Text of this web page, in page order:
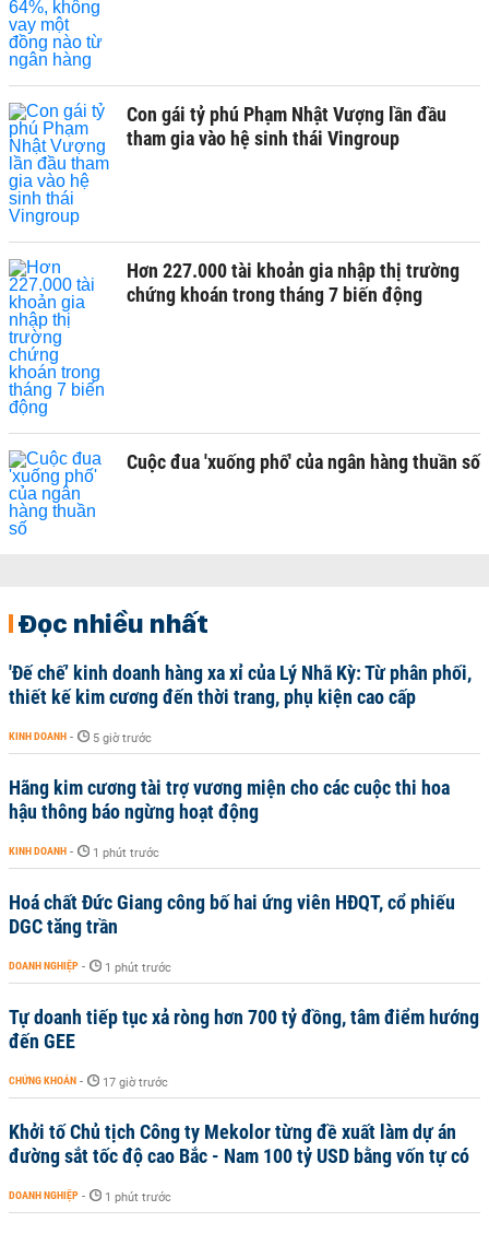
Con gái tỷ phú Phạm Nhật Vượng lần đầu
tham gia vào hệ sinh thái Vingroup
Hơn 227.000 tài khoản gia nhập thị trường
chứng khoán trong tháng 7 biến động
Cuộc đua 'xuống phố' của ngân hàng thuần số
Đọc nhiều nhất
'Đế chế’ kinh doanh hàng xa xỉ của Lý Nhã Kỳ: Từ phân phối,
thiết kế kim cương đến thời trang, phụ kiện cao cấp
KINH DOANH - 5 giờ trước
Hãng kim cương tài trợ vương miện cho các cuộc thi hoa
hậu thông báo ngừng hoạt động
KINH DOANH - 1 phút trước
Hoá chất Đức Giang công bố hai ứng viên HĐQT, cổ phiếu
DGC tăng trần
DOANH NGHIỆP - 1 phút trước
Tự doanh tiếp tục xả ròng hơn 700 tỷ đồng, tâm điểm hướng
đến GEE
CHỨNG KHOÁN - 17 giờ trước
Khởi tố Chủ tịch Công ty Mekolor từng đề xuất làm dự án
đường sắt tốc độ cao Bắc - Nam 100 tỷ USD bằng vốn tự có
DOANH NGHIỆP - 1 phút trước